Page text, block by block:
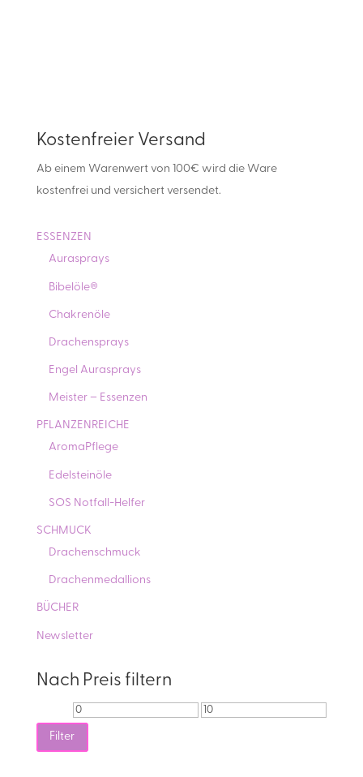
Kostenfreier Versand
Ab einem Warenwert von 100€ wird die Ware
kostenfrei und versichert versendet.
ESSENZEN
Aurasprays
Bibelöle®
Chakrenöle
Drachensprays
Engel Aurasprays
Meister – Essenzen
PFLANZENREICHE
AromaPflege
Edelsteinöle
SOS Notfall-Helfer
SCHMUCK
Drachenschmuck
Drachenmedallions
BÜCHER
Newsletter
Nach Preis filtern
Min.
Preis
Max.
Filter